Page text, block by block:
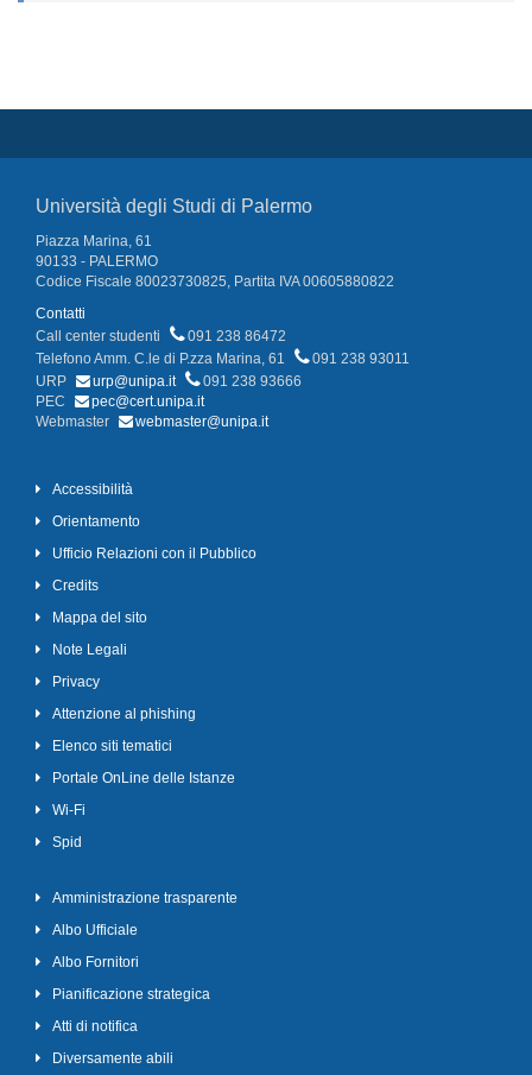
Università degli Studi di Palermo
Piazza Marina, 61
90133 - PALERMO
Codice Fiscale 80023730825, Partita IVA 00605880822
Contatti
Call center studenti
091 238 86472
Telefono Amm. C.le di P.zza Marina, 61
091 238 93011
URP
urp@unipa.it
091 238 93666
PEC
pec@cert.unipa.it
Webmaster
webmaster@unipa.it
Accessibilità
Orientamento
Ufficio Relazioni con il Pubblico
Credits
Mappa del sito
Note Legali
Privacy
Attenzione al phishing
Elenco siti tematici
Portale OnLine delle Istanze
Wi-Fi
Spid
Amministrazione trasparente
Albo Ufficiale
Albo Fornitori
Pianificazione strategica
Atti di notifica
Diversamente abili